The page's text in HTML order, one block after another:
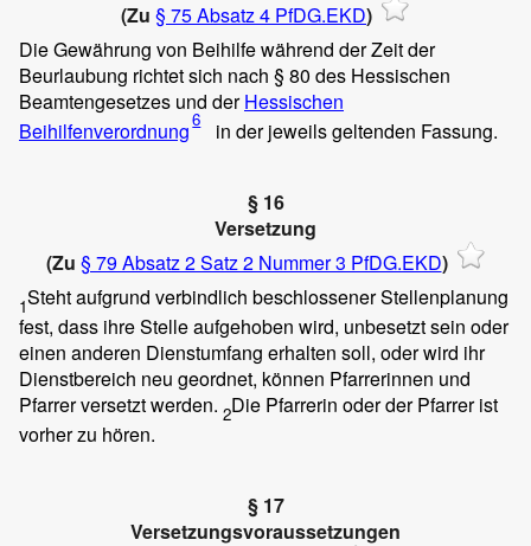
(Zu § 75 Absatz 4 PfDG.EKD)
Die Gewährung von Beihilfe während der Zeit der
Beurlaubung richtet sich nach § 80 des Hessischen
Beamtengesetzes und derHessischen
Beihilfenverordnung6 in der jeweils geltenden Fassung.
§ 16
Versetzung
(Zu § 79 Absatz 2 Satz 2 Nummer 3 PfDG.EKD)
1Steht aufgrund verbindlich beschlossener Stellenplanung
fest, dass ihre Stelle aufgehoben wird, unbesetzt sein oder
einen anderen Dienstumfang erhalten soll, oder wird ihr
Dienstbereich neu geordnet, können Pfarrerinnen und
Pfarrer versetzt werden. 2Die Pfarrerin oder der Pfarrer ist
vorher zu hören.
§ 17
Versetzungsvoraussetzungen